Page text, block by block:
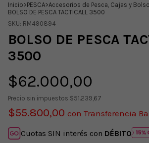
Inicio>PESCA>Accesorios de Pesca, Cajas y
BOLSO DE PESCA TACTICALL 3500
SKU: RM490894
BOLSO DE PESCA
3500
$62.000,00
Precio sin impuestos $51.239,67
$55.800,00 con Transferencia
Cuotas SIN interés con DÉBITO